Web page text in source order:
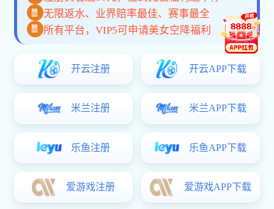
联系我们
020-87667242Sale Hotline
邮箱：inquiry@letrador.com
传真：020-23099730
了解更多